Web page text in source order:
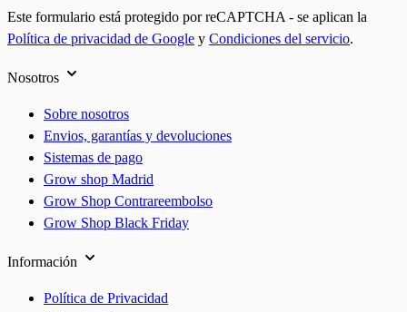
Este formulario está protegido por reCAPTCHA - se aplican la
Política de privacidad de Google y Condiciones del servicio.
Nosotros
Sobre nosotros
Envios, garantías y devoluciones
Sistemas de pago
Grow shop Madrid
Grow Shop Contrareembolso
Grow Shop Black Friday
Información
Política de Privacidad